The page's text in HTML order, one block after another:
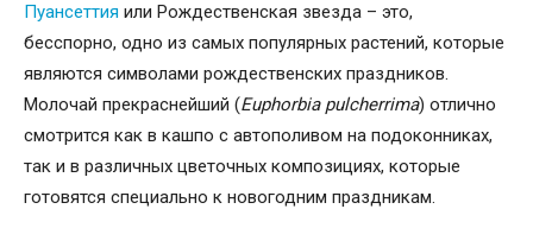
Пуансеттия или Рождественская звезда – это,
бесспорно, одно из самых популярных растений, которые
являются символами рождественских праздников.
Молочай прекраснейший (Euphorbia pulcherrima) отлично
смотрится как в кашпо с автополивом на подоконниках,
так и в различных цветочных композициях, которые
готовятся специально к новогодним праздникам.